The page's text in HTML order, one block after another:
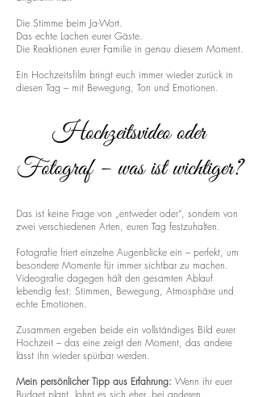
Die Stimme beim Ja-Wort.
Das echte Lachen eurer Gäste.
Die Reaktionen eurer Familie in genau diesem Moment.
Ein Hochzeitsfilm bringt euch immer wieder zurück in
diesen Tag – mit Bewegung, Ton und Emotionen.
Hochzeitsvideo oder
Fotograf – was ist wichtiger?
Das ist keine Frage von „entweder oder“, sondern von
zwei verschiedenen Arten, euren Tag festzuhalten.
Fotografie friert einzelne Augenblicke ein – perfekt, um
besondere Momente für immer sichtbar zu machen.
Videografie dagegen hält den gesamten Ablauf
lebendig fest: Stimmen, Bewegung, Atmosphäre und
echte Emotionen.
Zusammen ergeben beide ein vollständiges Bild eurer
Hochzeit – das eine zeigt den Moment, das andere
lässt ihn wieder spürbar werden.
Mein persönlicher Tipp aus Erfahrung: Wenn ihr euer
Budget plant, lohnt es sich eher, bei anderen